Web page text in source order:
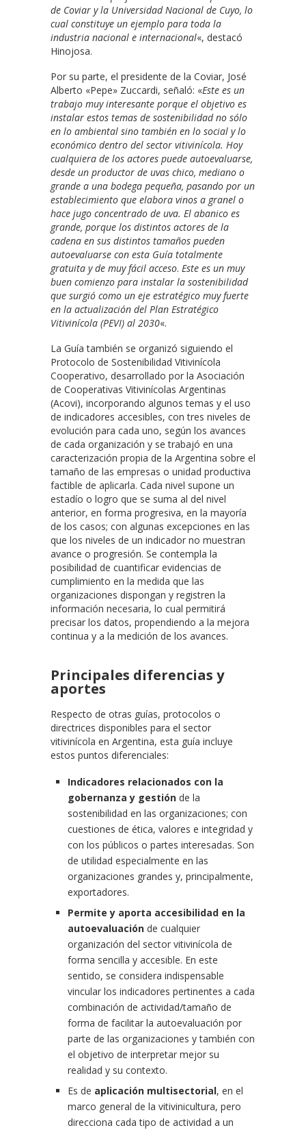
de Coviar y la Universidad Nacional de Cuyo, lo
cual constituye un ejemplo para toda la
industria nacional e internacional«, destacó
Hinojosa.
Por su parte, el presidente de la Coviar, José
Alberto «Pepe» Zuccardi, señaló: «Este es un
trabajo muy interesante porque el objetivo es
instalar estos temas de sostenibilidad no sólo
en lo ambiental sino también en lo social y lo
económico dentro del sector vitivinícola. Hoy
cualquiera de los actores puede autoevaluarse,
desde un productor de uvas chico, mediano o
grande a una bodega pequeña, pasando por un
establecimiento que elabora vinos a granel o
hace jugo concentrado de uva. El abanico es
grande, porque los distintos actores de la
cadena en sus distintos tamaños pueden
autoevaluarse con esta Guía totalmente
gratuita y de muy fácil acceso. Este es un muy
buen comienzo para instalar la sostenibilidad
que surgió como un eje estratégico muy fuerte
en la actualización del Plan Estratégico
Vitivinícola (PEVI) al 2030«.
La Guía también se organizó siguiendo el
Protocolo de Sostenibilidad Vitivinícola
Cooperativo, desarrollado por la Asociación
de Cooperativas Vitivinícolas Argentinas
(Acovi), incorporando algunos temas y el uso
de indicadores accesibles, con tres niveles de
evolución para cada uno, según los avances
de cada organización y se trabajó en una
caracterización propia de la Argentina sobre el
tamaño de las empresas o unidad productiva
factible de aplicarla. Cada nivel supone un
estadío o logro que se suma al del nivel
anterior, en forma progresiva, en la mayoría
de los casos; con algunas excepciones en las
que los niveles de un indicador no muestran
avance o progresión. Se contempla la
posibilidad de cuantificar evidencias de
cumplimiento en la medida que las
organizaciones dispongan y registren la
información necesaria, lo cual permitirá
precisar los datos, propendiendo a la mejora
continua y a la medición de los avances.
Principales diferencias y
aportes
Respecto de otras guías, protocolos o
directrices disponibles para el sector
vitivinícola en Argentina, esta guía incluye
estos puntos diferenciales:
Indicadores relacionados con la
gobernanza y gestión de la
sostenibilidad en las organizaciones; con
cuestiones de ética, valores e integridad y
con los públicos o partes interesadas. Son
de utilidad especialmente en las
organizaciones grandes y, principalmente,
exportadores.
Permite y aporta accesibilidad en la
autoevaluación de cualquier
organización del sector vitivinícola de
forma sencilla y accesible. En este
sentido, se considera indispensable
vincular los indicadores pertinentes a cada
combinación de actividad/tamaño de
forma de facilitar la autoevaluación por
parte de las organizaciones y también con
el objetivo de interpretar mejor su
realidad y su contexto.
Es de aplicación multisectorial, en el
marco general de la vitivinicultura, pero
direcciona cada tipo de actividad a un